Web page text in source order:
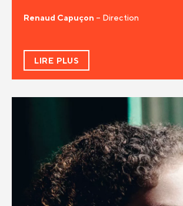
Renaud Capuçon – Direction
LIRE PLUS